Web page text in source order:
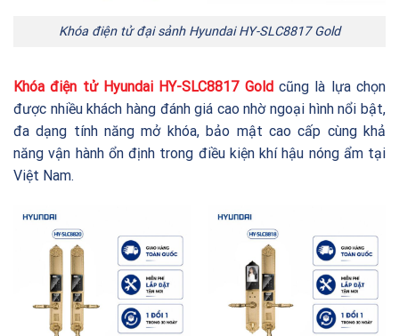
Khóa điện tử đại sảnh Hyundai HY-SLC8817 Gold
Khóa điện tử Hyundai HY-SLC8817Goldcũng là lựa chọn
được nhiều khách hàng đánh giá cao nhờ ngoại hình nổi bật,
đa dạng tính năng mở khóa, bảo mật cao cấp cùng khả
năng vận hành ổn định trong điều kiện khí hậu nóng ẩm tại
Việt Nam.